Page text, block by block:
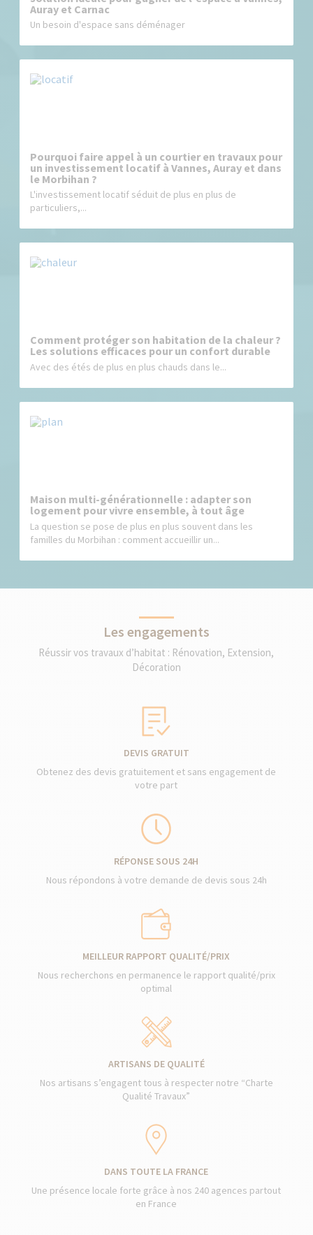
Auray et Carnac
Un besoin d'espace sans déménager
Pourquoi faire appel à un courtier en travaux pour
un investissement locatif à Vannes, Auray et dans
le Morbihan ?
L'investissement locatif séduit de plus en plus de
particuliers,...
Comment protéger son habitation de la chaleur ?
Les solutions efficaces pour un confort durable
Avec des étés de plus en plus chauds dans le...
Maison multi-générationnelle : adapter son
logement pour vivre ensemble, à tout âge
La question se pose de plus en plus souvent dans les
familles du Morbihan : comment accueillir un...
Les engagements
Réussir vos travaux d’habitat : Rénovation, Extension,
Décoration
DEVIS GRATUIT
Obtenez des devis gratuitement et sans engagement de
votre part
RÉPONSE SOUS 24H
Nous répondons à votre demande de devis sous 24h
MEILLEUR RAPPORT QUALITÉ/PRIX
Nous recherchons en permanence le rapport qualité/prix
optimal
ARTISANS DE QUALITÉ
Nos artisans s’engagent tous à respecter notre “Charte
Qualité Travaux”
DANS TOUTE LA FRANCE
Une présence locale forte grâce à nos 240 agences partout
en France